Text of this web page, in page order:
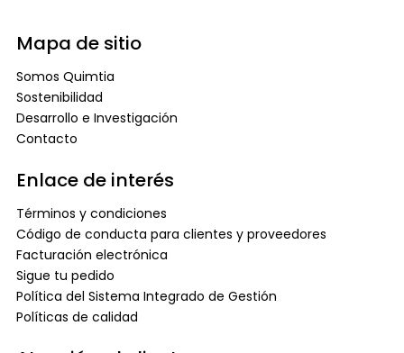
Mapa de sitio
Somos Quimtia
Sostenibilidad
Desarrollo e Investigación
Contacto
Enlace de interés
Términos y condiciones
Código de conducta para clientes y proveedores
Facturación electrónica
Sigue tu pedido
Política del Sistema Integrado de Gestión
Políticas de calidad